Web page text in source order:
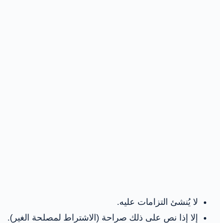
لا يُنشئ التزامات عليه.
إلا إذا نص على ذلك صراحة (الاشتراط لمصلحة الغير).